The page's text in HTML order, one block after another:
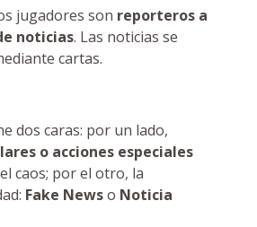
jugadores son reporteros a
noticias. Las noticias se
cartas.
dos caras: por un lado,
o acciones especiales
caos; por el otro, la
Fake Newso Noticia